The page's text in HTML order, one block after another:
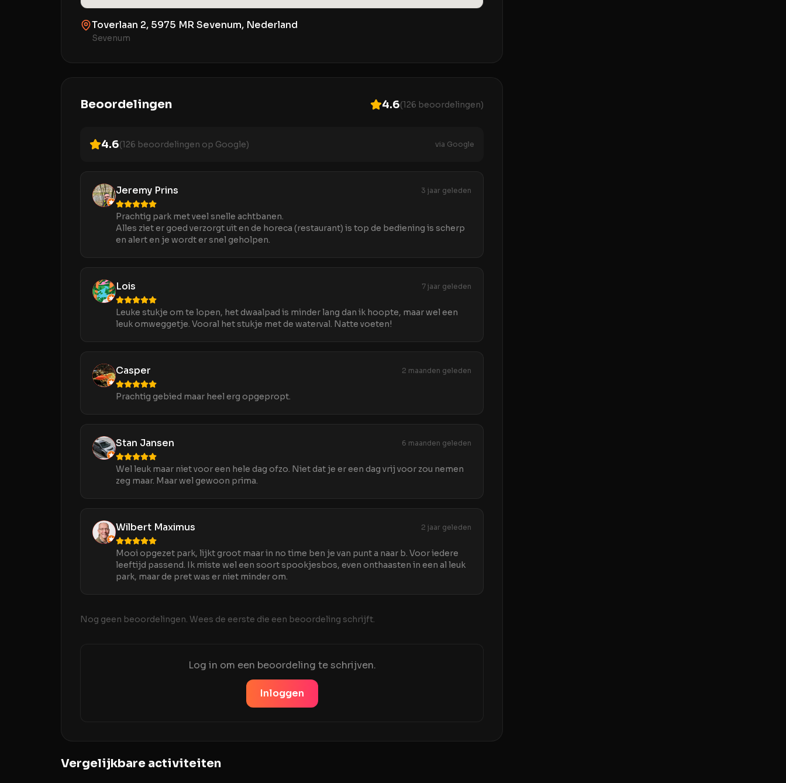
Toverlaan 2, 5975 MR Sevenum, Nederland
Sevenum
Beoordelingen 4.6(126 beoordelingen)
4.6(126 beoordelingen op Google) via Google
Jeremy Prins 3 jaar geleden
Prachtig park met veel snelle achtbanen.
Alles ziet er goed verzorgt uit en de horeca (restaurant) is top de bediening is scherp
en alert en je wordt er snel geholpen.
Lois 7 jaar geleden
Leuke stukje om te lopen, het dwaalpad is minder lang dan ik hoopte, maar wel een
leuk omweggetje. Vooral het stukje met de waterval. Natte voeten!
Casper 2 maanden geleden
Prachtig gebied maar heel erg opgepropt.
Stan Jansen 6 maanden geleden
Wel leuk maar niet voor een hele dag ofzo. Niet dat je er een dag vrij voor zou nemen
zeg maar. Maar wel gewoon prima.
Wilbert Maximus 2 jaar geleden
Mooi opgezet park, lijkt groot maar in no time ben je van punt a naar b. Voor iedere
leeftijd passend. Ik miste wel een soort spookjesbos, even onthaasten in een al leuk
park, maar de pret was er niet minder om.
Nog geen beoordelingen. Wees de eerste die een beoordeling schrijft.
Log in om een beoordeling te schrijven.
Inloggen
Vergelijkbare activiteiten